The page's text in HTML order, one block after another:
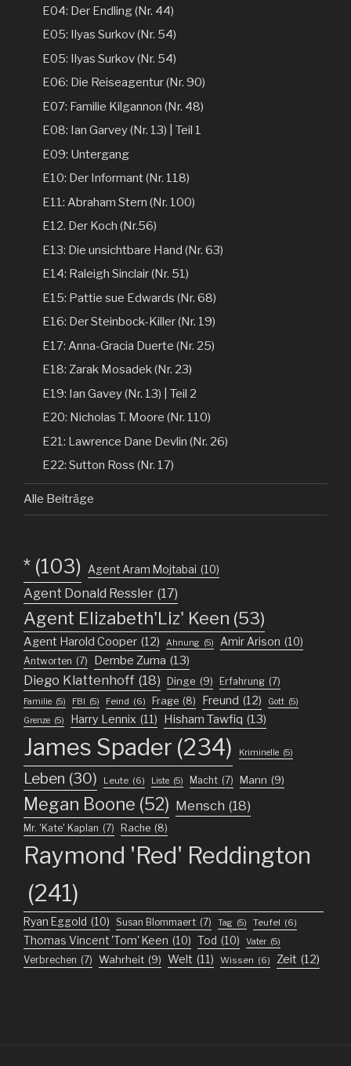
E04: Der Endling (Nr. 44)
E05: Ilyas Surkov (Nr. 54)
E05: Ilyas Surkov (Nr. 54)
E06: Die Reiseagentur (Nr. 90)
E07: Familie Kilgannon (Nr. 48)
E08: Ian Garvey (Nr. 13) | Teil 1
E09: Untergang
E10: Der Informant (Nr. 118)
E11: Abraham Stern (Nr. 100)
E12. Der Koch (Nr.56)
E13: Die unsichtbare Hand (Nr. 63)
E14: Raleigh Sinclair (Nr. 51)
E15: Pattie sue Edwards (Nr. 68)
E16: Der Steinbock-Killer (Nr. 19)
E17: Anna-Gracia Duerte (Nr. 25)
E18: Zarak Mosadek (Nr. 23)
E19: Ian Gavey (Nr. 13) | Teil 2
E20: Nicholas T. Moore (Nr. 110)
E21: Lawrence Dane Devlin (Nr. 26)
E22: Sutton Ross (Nr. 17)
Alle Beiträge
* (103) Agent Aram Mojtabai (10)
Agent Donald Ressler (17)
Agent Elizabeth'Liz' Keen (53)
Agent Harold Cooper (12) Ahnung (5) Amir Arison (10)
Antworten (7) Dembe Zuma (13)
Diego Klattenhoff (18) Dinge (9) Erfahrung (7)
Familie (5) FBI (5) Feind (6) Frage (8) Freund (12) Gott (5)
Grenze (5) Harry Lennix (11) Hisham Tawfiq (13)
James Spader (234) Kriminelle (5)
Leben (30) Leute (6) Liste (5) Macht (7) Mann (9)
Megan Boone (52) Mensch (18)
Mr. 'Kate' Kaplan (7) Rache (8)
Raymond 'Red' Reddington
(241)
Ryan Eggold (10) Susan Blommaert (7) Tag (5) Teufel (6)
Thomas Vincent 'Tom' Keen (10) Tod (10) Vater (5)
Verbrechen (7) Wahrheit (9) Welt (11) Wissen (6) Zeit (12)